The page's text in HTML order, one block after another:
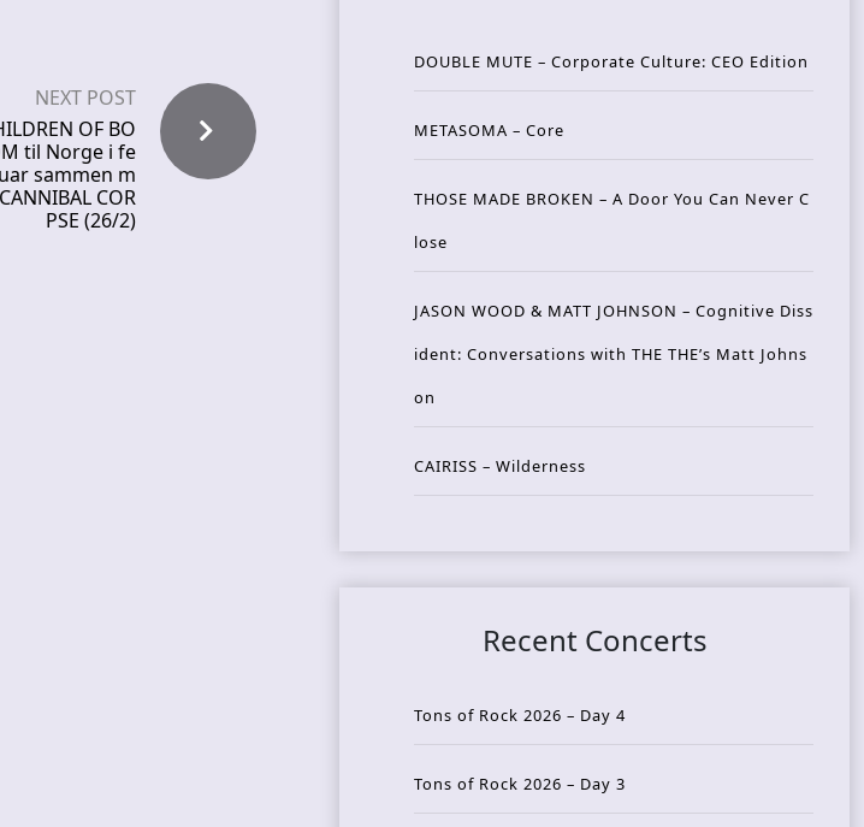
NEXT POST
OF BO
til Norge i fe
sammen m
COR
PSE (26/2)
DOUBLE MUTE – Corporate Culture: CEO Edition
METASOMA – Core
THOSE MADE BROKEN – A Door You Can Never C
lose
JASON WOOD & MATT JOHNSON – Cognitive Diss
ident: Conversations with THE THE’s Matt Johns
on
CAIRISS – Wilderness
Recent Concerts
Tons of Rock 2026 – Day 4
Tons of Rock 2026 – Day 3